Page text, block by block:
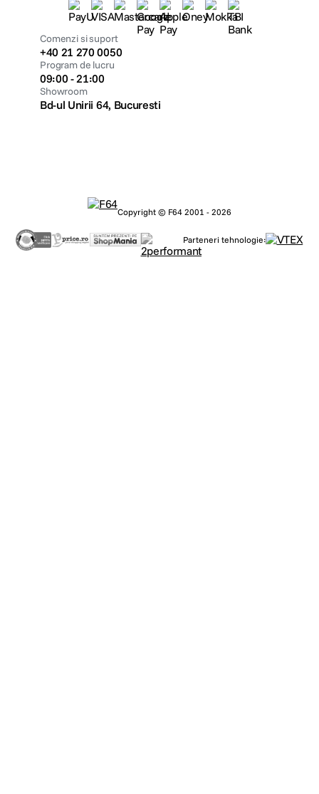
Comenzi si suport
+40 21 270 0050
Program de lucru
09:00 - 21:00
Showroom
Bd-ul Unirii 64, Bucuresti
Copyright © F64 2001 - 2026
Parteneri tehnologie: